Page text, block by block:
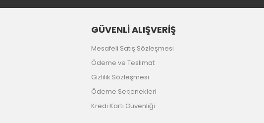
GÜVENLİ ALIŞVERİŞ
Mesafeli Satış Sözleşmesi
Ödeme ve Teslimat
Gizlilik Sözleşmesi
Ödeme Seçenekleri
Kredi Kartı Güvenliği